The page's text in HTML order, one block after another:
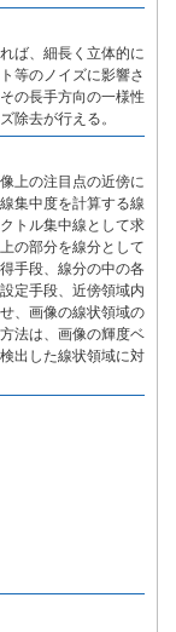
ば、細長く立体的に
等のノイズに影響さ
の長手方向の一様性
除去が行える。
上の注目点の近傍に
集中度を計算する線
トル集中線として求
の部分を線分として
手段、線分の中の各
定手段、近傍領域内
、画像の線状領域の
法は、画像の輝度ベ
出した線状領域に対